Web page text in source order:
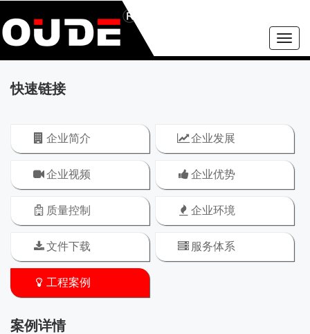
Toggle
快速链接
企业简介 企业发展
企业视频 企业优势
质量控制 企业环境
文件下载 服务体系
工程案例
案例详情